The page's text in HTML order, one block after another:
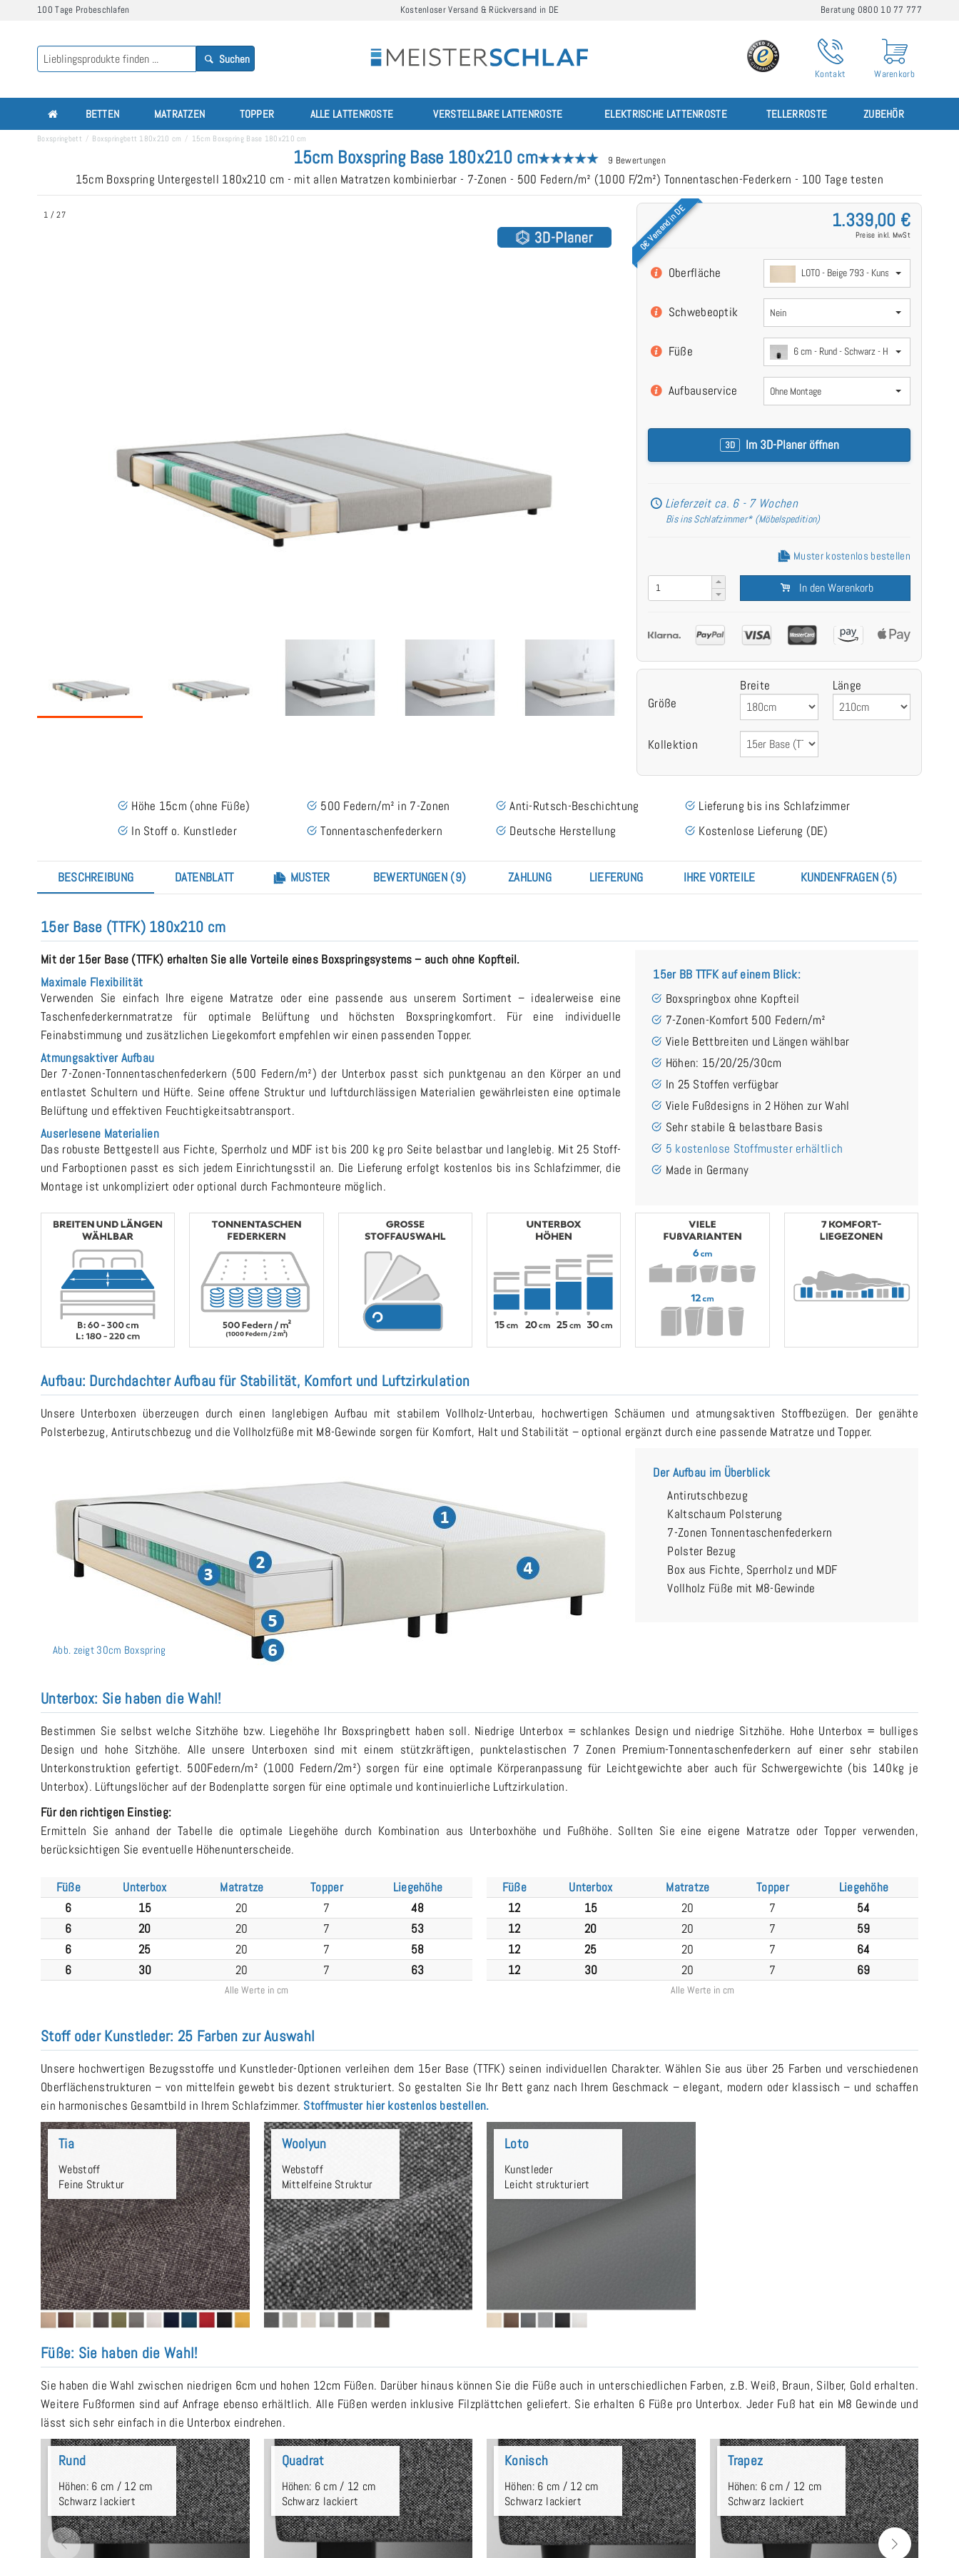
100 Tage Probeschlafen Kostenloser Versand & Rückversand in DE Beratung 0800 10 77 777
Suchen
Kontakt Warenkorb
BETTEN MATRATZEN TOPPER ALLE LATTENROSTE VERSTELLBARE LATTENROSTE ELEKTRISCHE LATTENROSTE TELLERROSTE ZUBEHÖR
Boxspringbett Boxspringbett 180x210 cm 15cm Boxspring Base 180x210 cm
15cm Boxspring Base 180x210 cm 9 Bewertungen
15cm Boxspring Untergestell 180x210 cm - mit allen Matratzen kombinierbar - 7-Zonen - 500 Federn/m² (1000 F/2m²) Tonnentaschen-Federkern - 100 Tage testen
1 /27 0€ Versand in DE 1.339,00 €
Preise inkl. MwSt
Oberfläche LOTO - Beige 793 - Kunstleder
Schwebeoptik Nein
Füße 6 cm - Rund - Schwarz - Holz
Aufbauservice Ohne Montage
3D Im 3D-Planer öffnen
Lieferzeit ca. 6 - 7 Wochen
Bis ins Schlafzimmer* (Möbelspedition)
Muster kostenlos bestellen
In den Warenkorb
Größe
Breite Länge
Kollektion
Höhe 15cm (ohne Füße)
In Stoff o. Kunstleder
500 Federn/m² in 7-Zonen
Tonnentaschenfederkern
Anti-Rutsch-Beschichtung
Deutsche Herstellung
Lieferung bis ins Schlafzimmer
Kostenlose Lieferung (DE)
BESCHREIBUNG DATENBLATT MUSTER BEWERTUNGEN (9) ZAHLUNG LIEFERUNG IHRE VORTEILE KUNDENFRAGEN (5)
15er Base (TTFK) 180x210 cm
Mit der 15er Base (TTFK) erhalten Sie alle Vorteile eines Boxspringsystems – auch ohne Kopfteil.
Maximale Flexibilität
Verwenden Sie einfach Ihre eigene Matratze oder eine passende aus unserem Sortiment – idealerweise eine
Taschenfederkernmatratze für optimale Belüftung und höchsten Boxspringkomfort. Für eine individuelle
Feinabstimmung und zusätzlichen Liegekomfort empfehlen wir einen passenden Topper.
Atmungsaktiver Aufbau
Der 7-Zonen-Tonnentaschenfederkern (500 Federn/m²) der Unterbox passt sich punktgenau an den Körper an und
entlastet Schultern und Hüfte. Seine offene Struktur und luftdurchlässigen Materialien gewährleisten eine optimale
Belüftung und effektiven Feuchtigkeitsabtransport.
Auserlesene Materialien
Das robuste Bettgestell aus Fichte, Sperrholz und MDF ist bis 200 kg pro Seite belastbar und langlebig. Mit 25 Stoff-
und Farboptionen passt es sich jedem Einrichtungsstil an. Die Lieferung erfolgt kostenlos bis ins Schlafzimmer, die
Montage ist unkompliziert oder optional durch Fachmonteure möglich.
15er BB TTFK auf einem Blick:
Boxspringbox ohne Kopfteil
7-Zonen-Komfort 500 Federn/m²
Viele Bettbreiten und Längen wählbar
Höhen: 15/20/25/30cm
In 25 Stoffen verfügbar
Viele Fußdesigns in 2 Höhen zur Wahl
Sehr stabile & belastbare Basis
5 kostenlose Stoffmuster erhältlich
Made in Germany
Aufbau: Durchdachter Aufbau für Stabilität, Komfort und Luftzirkulation
Unsere Unterboxen überzeugen durch einen langlebigen Aufbau mit stabilem Vollholz-Unterbau, hochwertigen Schäumen und atmungsaktiven Stoffbezügen. Der genähte
Polsterbezug, Antirutschbezug und die Vollholzfüße mit M8-Gewinde sorgen für Komfort, Halt und Stabilität – optional ergänzt durch eine passende Matratze und Topper.
Abb. zeigt 30cm Boxspring
Der Aufbau im Überblick
Antirutschbezug
Kaltschaum Polsterung
7-Zonen Tonnentaschenfederkern
Polster Bezug
Box aus Fichte, Sperrholz und MDF
Vollholz Füße mit M8-Gewinde
Unterbox: Sie haben die Wahl!
Bestimmen Sie selbst welche Sitzhöhe bzw. Liegehöhe Ihr Boxspringbett haben soll. Niedrige Unterbox = schlankes Design und niedrige Sitzhöhe. Hohe Unterbox = bulliges
Design und hohe Sitzhöhe. Alle unsere Unterboxen sind mit einem stützkräftigen, punktelastischen 7 Zonen Premium-Tonnentaschenfederkern auf einer sehr stabilen
Unterkonstruktion gefertigt. 500Federn/m² (1000 Federn/2m²) sorgen für eine optimale Körperanpassung für Leichtgewichte aber auch für Schwergewichte (bis 140kg je
Unterbox). Lüftungslöcher auf der Bodenplatte sorgen für eine optimale und kontinuierliche Luftzirkulation.
Für den richtigen Einstieg:
Ermitteln Sie anhand der Tabelle die optimale Liegehöhe durch Kombination aus Unterboxhöhe und Fußhöhe. Sollten Sie eine eigene Matratze oder Topper verwenden,
berücksichtigen Sie eventuelle Höhenunterscheide.
Füße Unterbox Matratze Topper
Liegehöhe
6
15 20 7
48
6
20 20 7
53
6
25 20 7
58
6
30 20 7 63
Alle Werte in cm
Füße Unterbox Matratze Topper
Liegehöhe
12
15 20 7
54
12
20 20 7
59
12
25 20 7
64
12
30 20 7 69
Alle Werte in cm
Stoff oder Kunstleder: 25 Farben zur Auswahl
Unsere hochwertigen Bezugsstoffe und Kunstleder-Optionen verleihen dem 15er Base (TTFK) seinen individuellen Charakter. Wählen Sie aus über 25 Farben und verschiedenen
Oberflächenstrukturen – von mittelfein gewebt bis dezent strukturiert. So gestalten Sie Ihr Bett ganz nach Ihrem Geschmack – elegant, modern oder klassisch – und schaffen
ein harmonisches Gesamtbild in Ihrem Schlafzimmer. Stoffmuster hier kostenlos bestellen.
Tia
Webstoff
Feine Struktur
Woolyun
Webstoff
Mittelfeine Struktur
Loto
Kunstleder
Leicht strukturiert
Füße: Sie haben die Wahl!
Sie haben die Wahl zwischen niedrigen 6cm und hohen 12cm Füßen. Darüber hinaus können Sie die Füße auch in unterschiedlichen Farben, z.B. Weiß, Braun, Silber, Gold erhalten.
Weitere Fußformen sind auf Anfrage ebenso erhältlich. Alle Füßen werden inklusive Filzplättchen geliefert. Sie erhalten 6 Füße pro Unterbox. Jeder Fuß hat ein M8 Gewinde und
lässt sich sehr einfach in die Unterbox eindrehen.
Rund
Höhen: 6 cm / 12 cm
Schwarz lackiert
Quadrat
Höhen: 6 cm / 12 cm
Schwarz lackiert
Konisch
Höhen: 6 cm / 12 cm
Schwarz lackiert
Trapez
Höhen: 6 cm / 12 cm
Schwarz lackiert